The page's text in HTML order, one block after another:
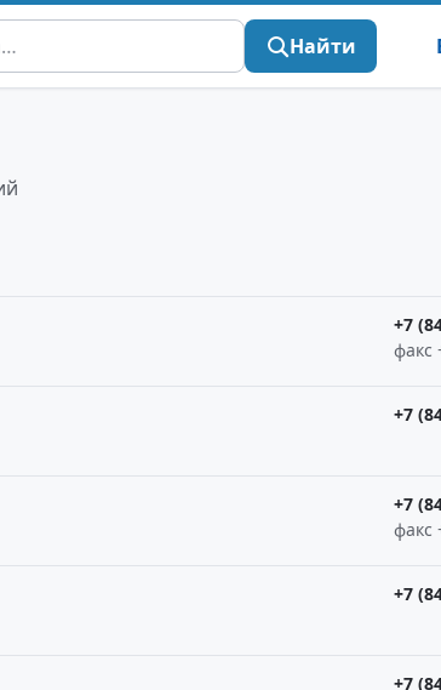
Найти
+7
факс
+7
+7
факс
+7
+7